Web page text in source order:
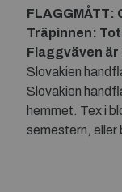
FLAGGMÅTT:
Träpinnen:
Flaggväven
Slovakien
Slovakien
hemmet. Tex i
semestern, eller